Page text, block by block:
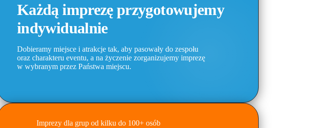
Każdą imprezę przygotowujemy
indywidualnie
Dobieramy miejsce i atrakcje tak, aby pasowały do zespołu
oraz charakteru eventu, a na życzenie zorganizujemy imprezę
w wybranym przez Państwa miejscu.
Imprezy dla grup od kilku do 100+ osób